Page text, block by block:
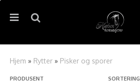
Hjem » Rytter » Pisker og sporer
PRODUSENT SORTERING